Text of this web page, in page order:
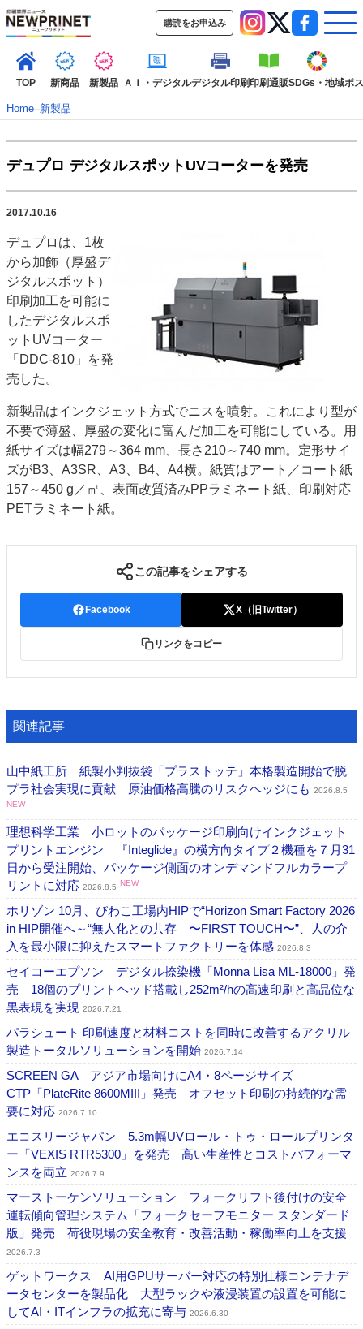
購読をお申込み
TOP 新商品 新製品 ＡＩ・デジタルデジタル印刷印刷通販SDGs・地域ポ
インタビュー
コレクション
新商品 新製品 ＡＩ・デジタル
SDGs・地域
ポストプレス ビジネス イベント 信用情報
市場・統計
人事・移転・異動・訃報
特集記事カテゴリー一覧
特集・デジタル印刷 アイデアで勝負！ ～多様なビジネス・多彩な商材～
JAPAN PACK 2023 特集
2022 見える化・MIS特集
2022 検査・校正特集
特集・デジタル印刷 ～ 新成長軌道を描く
案内
発刊案内
JFPI印刷用語集 印刷機材年鑑
運営
会社案内
購読・購入申し込み
サイトポリシー
Home–新製品
デュプロ デジタルスポットUVコーターを発売
2017.10.16
デュプロは、1枚
から加飾（厚盛デ
ジタルスポット）
印刷加工を可能に
したデジタルスポ
ットUVコーター
「DDC-810」を発
売した。
新製品はインクジェット方式でニスを噴射。これにより型が
不要で薄盛、厚盛の変化に富んだ加工を可能にしている。用
紙サイズは幅279～364 mm、長さ210～740 mm。定形サイ
ズがB3、A3SR、A3、B4、A4横。紙質はアート／コート紙
157～450 g／㎡、表面改質済みPPラミネート紙、印刷対応
PETラミネート紙。
この記事をシェアする
Facebook X（旧Twitter）
リンクをコピー
関連記事
山中紙工所 紙製小判抜袋「プラストッテ」本格製造開始で脱
プラ社会実現に貢献 原油価格高騰のリスクヘッジにも 2026.8.5
NEW
理想科学工業 小ロットのパッケージ印刷向けインクジェット
プリントエンジン 『Integlide』の横方向タイプ２機種を７月31
日から受注開始、パッケージ側面のオンデマンドフルカラープ
リントに対応 2026.8.5 NEW
ホリゾン 10月、びわこ工場内HIPで“Horizon Smart Factory 2026
in HIP開催へ～“無人化との共存 〜FIRST TOUCH〜”、人の介
入を最小限に抑えたスマートファクトリーを体感 2026.8.3
セイコーエプソン デジタル捺染機「Monna Lisa ML-18000」発
売 18個のプリントヘッド搭載し252m²/hの高速印刷と高品位な
黒表現を実現 2026.7.21
パラシュート 印刷速度と材料コストを同時に改善するアクリル
製造トータルソリューションを開始 2026.7.14
SCREEN GA アジア市場向けにA4・8ページサイズ
CTP「PlateRite 8600MIII」発売 オフセット印刷の持続的な需
要に対応 2026.7.10
エコスリージャパン 5.3m幅UVロール・トゥ・ロールプリンタ
ー「VEXIS RTR5300」を発売 高い生産性とコストパフォーマ
ンスを両立 2026.7.9
マーストーケンソリューション フォークリフト後付けの安全
運転傾向管理システム「フォークセーフモニター スタンダード
版」発売 荷役現場の安全教育・改善活動・稼働率向上を支援
2026.7.3
ゲットワークス AI用GPUサーバー対応の特別仕様コンテナデ
ータセンターを製品化 大型ラックや液浸装置の設置を可能に
してAI・ITインフラの拡充に寄与 2026.6.30